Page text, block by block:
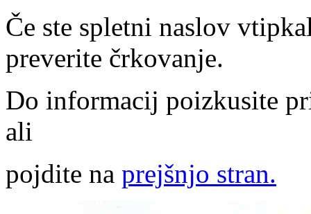
Če ste spletni naslov
preverite črkovanje.
Do informacij poizkusite
ali
pojdite na prejšnjo stran.